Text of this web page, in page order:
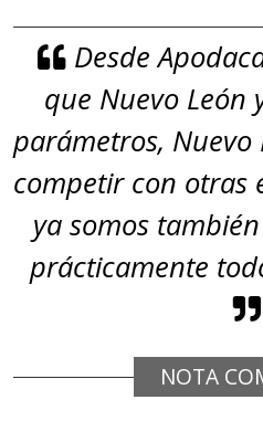
Desde
que Nuevo León
parámetros, Nuevo
competir con otras
ya somos
prácticamente
NOTA